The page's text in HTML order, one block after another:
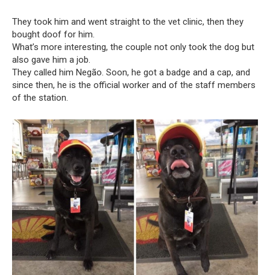
They took him and went straight to the vet clinic, then they
bought doof for him.
What’s more interesting, the couple not only took the dog but
also gave him a job.
They called him Negão. Soon, he got a badge and a cap, and
since then, he is the official worker and of the staff members
of the station.